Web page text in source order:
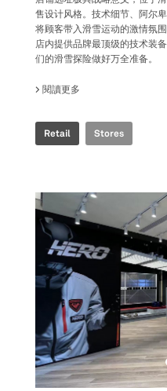
售设计风格。技术细节、阿尔
将顾客带入滑雪运动的激情氛围
店内提供品牌最顶级的技术装
们的滑雪探险做好万全准备。
閱讀更多
Retail Stores